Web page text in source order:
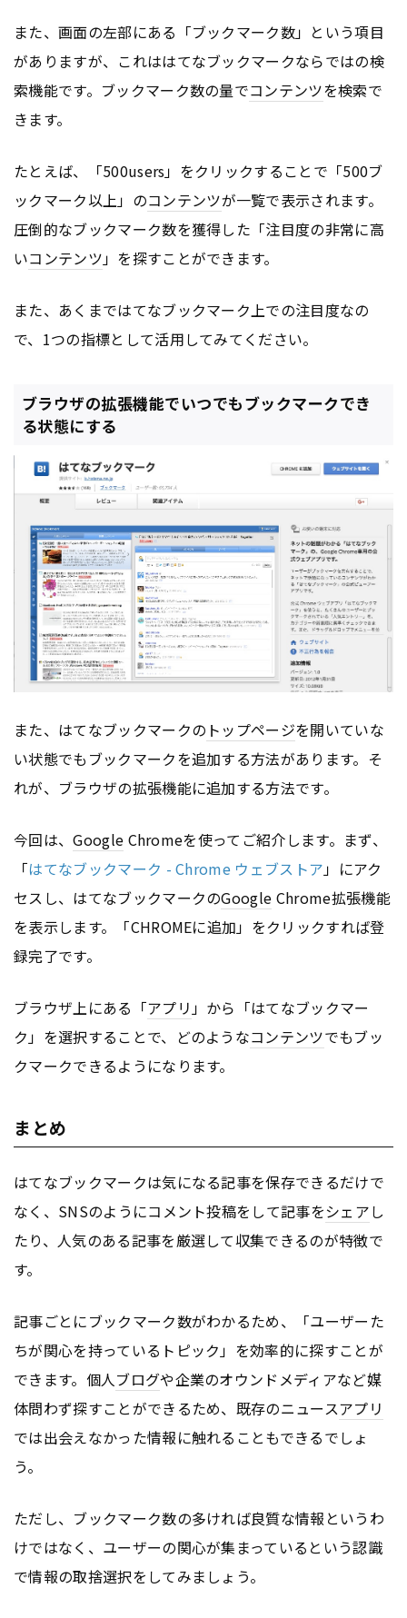
また、画面の左部にある「ブックマーク数」という項目
がありますが、これははてなブックマークならではの検
索機能です。ブックマーク数の量でコンテンツを検索で
きます。
たとえば、「500users」をクリックすることで「500ブ
ックマーク以上」のコンテンツが一覧で表示されます。
圧倒的なブックマーク数を獲得した「注目度の非常に高
いコンテンツ」を探すことができます。
また、あくまではてなブックマーク上での注目度なの
で、1つの指標として活用してみてください。
ブラウザの拡張機能でいつでもブックマークでき
る状態にする
また、はてなブックマークの トップページを開いていな
い状態でもブックマークを追加する方法があります。そ
れが、ブラウザの拡張機能に追加する方法です。
今回は、Google Chromeを使ってご紹介します。まず、
「はてなブックマーク - Chrome ウェブストア」にアク
セスし、はてなブックマークのGoogle Chrome拡張機能
を表示します。「CHROMEに追加」をクリックすれば登
録完了です。
ブラウザ上にある「アプリ」から「はてなブックマー
ク」を選択することで、どのようなコンテンツでもブッ
クマークできるようになります。
まとめ
はてなブックマークは気になる記事を保存できるだけで
なく、SNSのようにコメント投稿をして記事をシェアし
たり、人気のある記事を厳選して収集できるのが特徴で
す。
記事ごとにブックマーク数がわかるため、「ユーザーた
ちが関心を持っているトピック」を効率的に探すことが
できます。個人ブログや企業のオウンドメディアなど媒
体問わず探すことができるため、既存のニュースアプリ
では出会えなかった情報に触れることもできるでしょ
う。
ただし、ブックマーク数の多ければ良質な情報というわ
けではなく、ユーザーの関心が集まっているという認識
で情報の取捨選択をしてみましょう。